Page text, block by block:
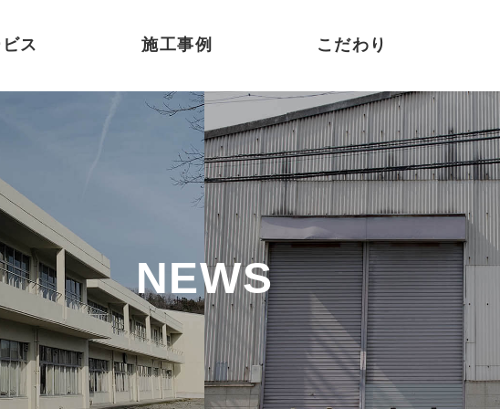
ス 施工事例 こだわり
NEWS